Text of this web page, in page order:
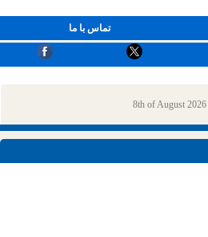
تماس با ما
8th of August 2026